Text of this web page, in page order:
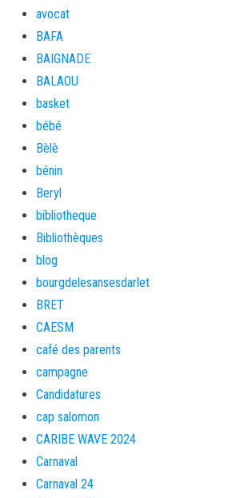
avocat
BAFA
BAIGNADE
BALAOU
basket
bébé
Bèlè
bénin
Beryl
bibliotheque
Bibliothèques
blog
bourgdelesansesdarlet
BRET
CAESM
café des parents
campagne
Candidatures
cap salomon
CARIBE WAVE 2024
Carnaval
Carnaval 24